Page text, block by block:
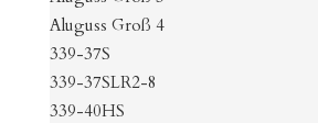
Aluguss Groß 4
339-37S
339-37SLR2-8
339-40HS